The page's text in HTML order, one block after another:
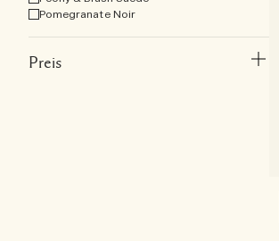
Pomegranate Noir
Preis